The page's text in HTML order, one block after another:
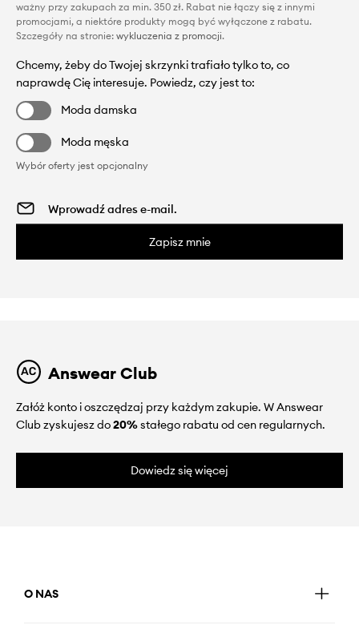
ważny przy zakupach za min. 350 zł. Rabat nie łączy się z innymi
promocjami, a niektóre produkty mogą być wyłączone z rabatu.
Szczegóły na stronie: wykluczenia z promocji.
Chcemy, żeby do Twojej skrzynki trafiało tylko to, co
naprawdę Cię interesuje. Powiedz, czy jest to:
Moda damska
Moda męska
Wybór oferty jest opcjonalny
Zapisz mnie
Answear Club
Załóż konto i oszczędzaj przy każdym zakupie. W Answear
Club zyskujesz do20%stałego rabatu od cen regularnych.
Dowiedz się więcej
O NAS